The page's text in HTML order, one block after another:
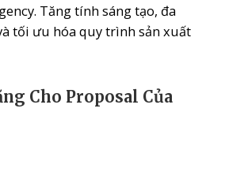
Tăng tính sáng tạo, đa
tối ưu hóa quy trình sản xuất
Cho Proposal Của